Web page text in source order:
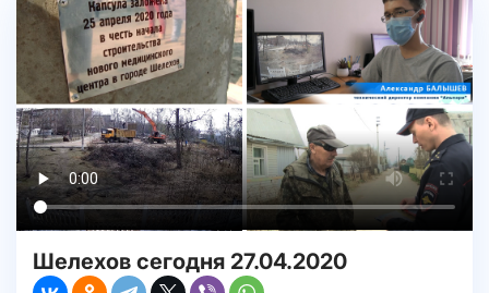
Шелехов сегодня 27.04.2020